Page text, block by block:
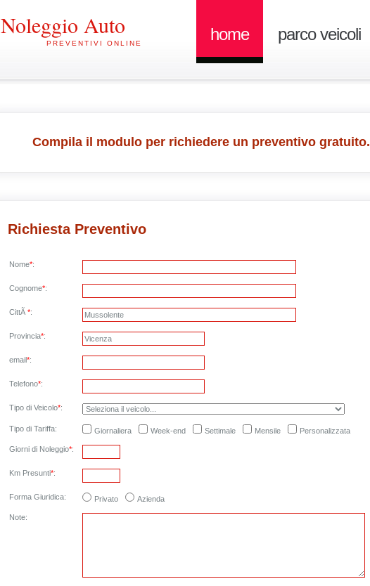
Noleggio Auto
PREVENTIVI ONLINE home parco veicoli
Compila il modulo per richiedere un preventivo gratuito.
Richiesta Preventivo
Nome*:
Cognome*:
CittÃ *:
Provincia*:
email*:
Telefono*:
Tipo di Veicolo*:
Tipo di Tariffa: Giornaliera Week-end Settimale Mensile Personalizzata
Giorni di Noleggio*:
Km Presunti*:
Forma Giuridica: Privato Azienda
Note: